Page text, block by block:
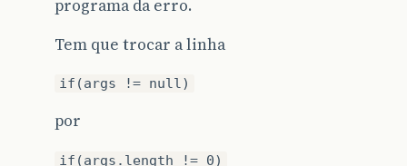
programa da erro.
Tem que trocar a linha
if(args != null)
por
if(args.length != 0)